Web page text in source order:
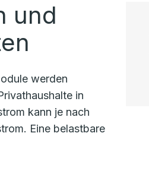
und
werden
in
kann je nach
Eine belastbare